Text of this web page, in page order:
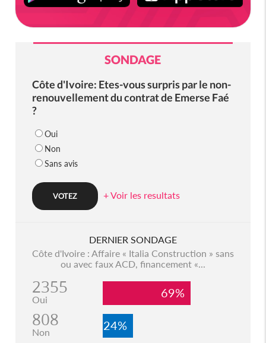
SONDAGE
Côte d'Ivoire: Etes-vous surpris par le non-
renouvellement du contrat de Emerse Faé
?
Oui
Non
Sans avis
+ Voir les resultats
DERNIER SONDAGE
Côte d'Ivoire : Affaire « Italia Construction » sans
ou avec faux ACD, financement «...
2355
Oui 69%
808
Non 24%